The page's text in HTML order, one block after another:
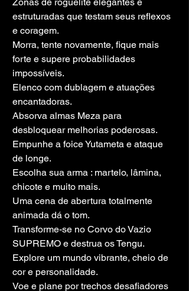
estruturadas que testam seus reflexos
e coragem.
Morra, tente novamente, fique mais
forte e supere probabilidades
impossíveis.
Elenco com dublagem e atuações
encantadoras.
Absorva almas Meza para
desbloquear melhorias poderosas.
Empunhe a foice Yutameta e ataque
de longe.
Escolha sua arma : martelo, lâmina,
chicote e muito mais.
Uma cena de abertura totalmente
animada dá o tom.
Transforme-se no Corvo do Vazio
SUPREMO e destrua os Tengu.
Explore um mundo vibrante, cheio de
cor e personalidade.
Voe e plane por trechos desafiadores